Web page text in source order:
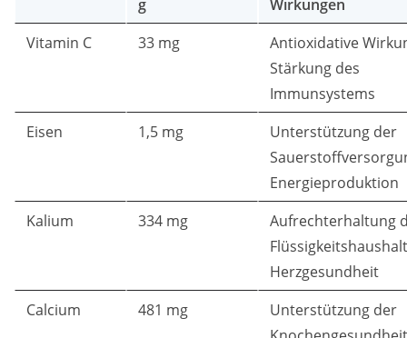
g
Wirkungen
Vitamin C
33 mg
Antioxidative
Stärkung des
Immunsystems
Eisen
1,5 mg
Unterstützung der
Energieproduktion
Kalium
334 mg
Aufrechterhaltung
Herzgesundheit
Calcium
481 mg
Unterstützung der